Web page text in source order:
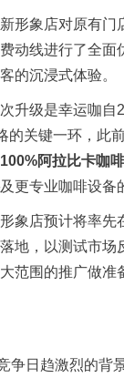
形象店对原有门
动线进行了全面
的沉浸式体验。
升级是幸运咖自
的关键一环，此
100%阿拉比卡咖
及更专业咖啡设备
象店预计将率先
地，以测试市场
范围的推广做准
争日趋激烈的背